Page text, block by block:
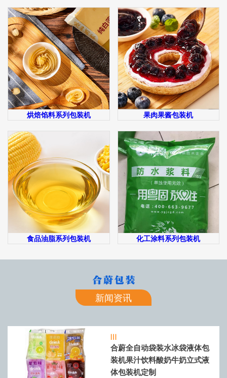
烘焙馅料系列包装机 果肉果酱包装机
食品油脂系列包装机 化工涂料系列包装机
新闻资讯
合蔚全自动袋装水冰袋液体包
装机果汁饮料酸奶牛奶立式液
体包装机定制